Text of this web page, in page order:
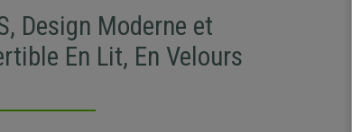
Design Moderne et
En Lit, En Velours